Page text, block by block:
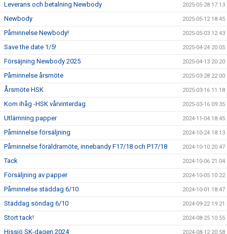
Leverans och betalning Newbody 2025-05-28 17:13
Newbody 2025-05-12 18:45
Påminnelse Newbody! 2025-05-03 12:43
Save the date 1/5! 2025-04-24 20:05
Försäjning Newbody 2025 2025-04-13 20:20
Påminnelse årsmöte 2025-03-28 22:00
Årsmöte HSK 2025-03-16 11:18
Kom ihåg -HSK vårvinterdag 2025-03-16 09:35
Utlämning papper 2024-11-04 18:45
Påminnelse försäljning 2024-10-24 18:13
Påminnelse föräldramöte, innebandy F17/18 och P17/18 2024-10-10 20:47
Tack 2024-10-06 21:04
Försäljning av papper 2024-10-05 10:22
Påminnelse städdag 6/10 2024-10-01 18:47
Städdag söndag 6/10 2024-09-22 19:21
Stort tack! 2024-08-25 10:55
Hissjö SK-dagen 2024 2024-08-12 20:58